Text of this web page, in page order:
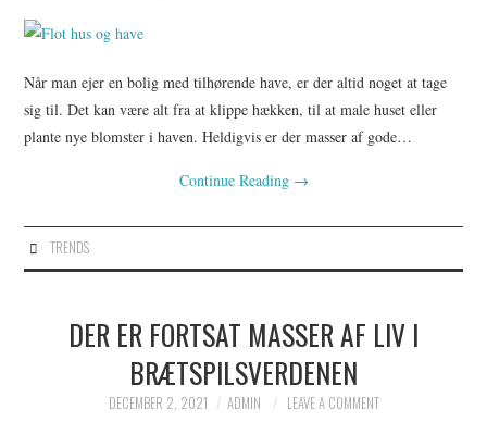
Når man ejer en bolig med tilhørende have, er der altid noget at tage
sig til. Det kan være alt fra at klippe hækken, til at male huset eller
plante nye blomster i haven. Heldigvis er der masser af gode…
Continue Reading →
TRENDS
DER ER FORTSAT MASSER AF LIV I
BRÆTSPILSVERDENEN
DECEMBER 2, 2021 ADMIN LEAVE A COMMENT